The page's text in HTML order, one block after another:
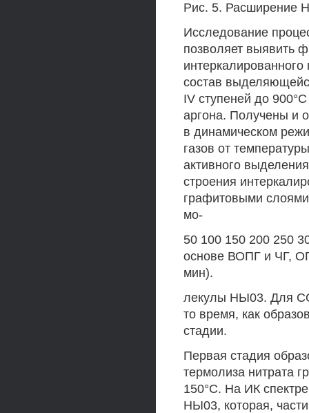
Рис. 5. Расширение
Исследование
позволяет выявить
состав
IV ступеней до
аргона. Получены и
в динамическом
газов от
активного
строения
графитовыми
мо-
50 100 150 200 250
основе ВОПГ и ЧГ,
мин).
лекулы НЫ03. Для СО
то время, как
стадии.
Первая стадия
термолиза нитрата
150°С. На ИК
НЫ03, которая,